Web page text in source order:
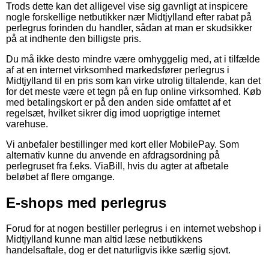
Trods dette kan det alligevel vise sig gavnligt at inspicere
nogle forskellige netbutikker nær Midtjylland efter rabat på
perlegrus forinden du handler, sådan at man er skudsikker
på at indhente den billigste pris.
Du må ikke desto mindre være omhyggelig med, at i tilfælde
af at en internet virksomhed markedsfører perlegrus i
Midtjylland til en pris som kan virke utrolig tiltalende, kan det
for det meste være et tegn på en fup online virksomhed. Køb
med betalingskort er på den anden side omfattet af et
regelsæt, hvilket sikrer dig imod uoprigtige internet
varehuse.
Vi anbefaler bestillinger med kort eller MobilePay. Som
alternativ kunne du anvende en afdragsordning på
perlegruset fra f.eks. ViaBill, hvis du agter at afbetale
beløbet af flere omgange.
E-shops med perlegrus
Forud for at nogen bestiller perlegrus i en internet webshop i
Midtjylland kunne man altid læse netbutikkens
handelsaftale, dog er det naturligvis ikke særlig sjovt.